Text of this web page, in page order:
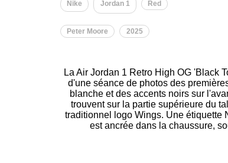
Nike Jordan 1 Red
Peter Moore 2025
La Air Jordan 1 Retro High OG 'Black
d'une séance de photos des
blanche et des accents noirs sur
trouvent sur la partie supérieure du
traditionnel logo Wings. Une étiquette
est ancrée dans la chaussure,